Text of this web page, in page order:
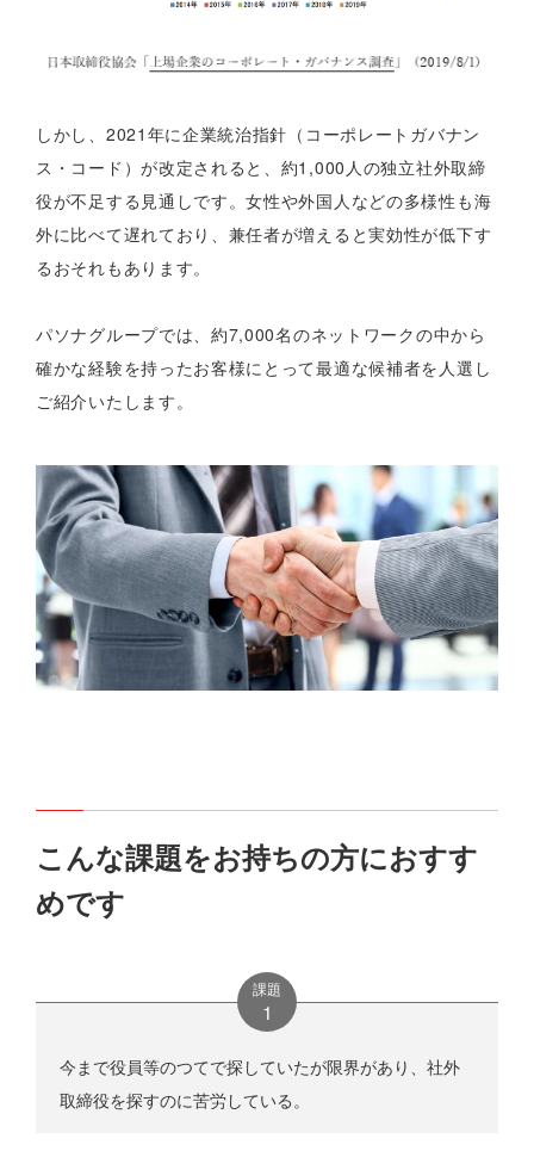
しかし、2021年に企業統治指針（コーポレートガバナン
ス・コード）が改定されると、約1,000人の独立社外取締
役が不足する見通しです。女性や外国人などの多様性も海
外に比べて遅れており、兼任者が増えると実効性が低下す
るおそれもあります。
パソナグループでは、約7,000名のネットワークの中から
確かな経験を持ったお客様にとって最適な候補者を人選し
ご紹介いたします。
こんな課題をお持ちの方におすす
めです
課題
今まで役員等のつてで探していたが限界があり、社外
取締役を探すのに苦労している。